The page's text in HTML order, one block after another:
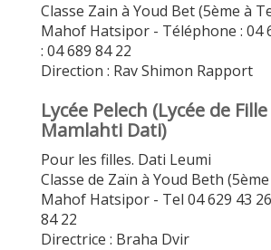
Classe Zain à Youd Bet (5ème à
Mahof Hatsipor - Téléphone : 04
: 04 689 84 22
Direction : Rav Shimon Rapport
Lycée Pelech (Lycée de
Mamlahti Dati)
Pour les filles. Dati Leumi
Classe de Zaïn à Youd Beth
Mahof Hatsipor - Tel 04 629 43
84 22
Directrice : Braha Dvir